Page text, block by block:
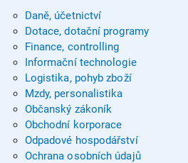
Daně, účetnictví
Dotace, dotační programy
Finance, controlling
Informační technologie
Logistika, pohyb zboží
Mzdy, personalistika
Občanský zákoník
Obchodní korporace
Odpadové hospodářství
Ochrana osobních údajů